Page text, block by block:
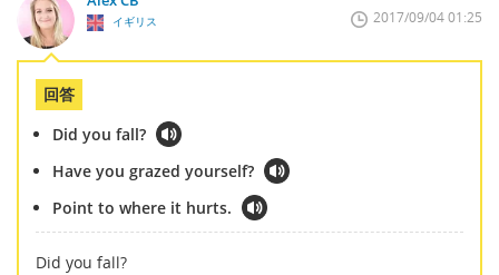
イギリス 2017/09/04 01:25
回答
Did you fall?
Have you grazed yourself?
Point to where it hurts.
Did you fall?